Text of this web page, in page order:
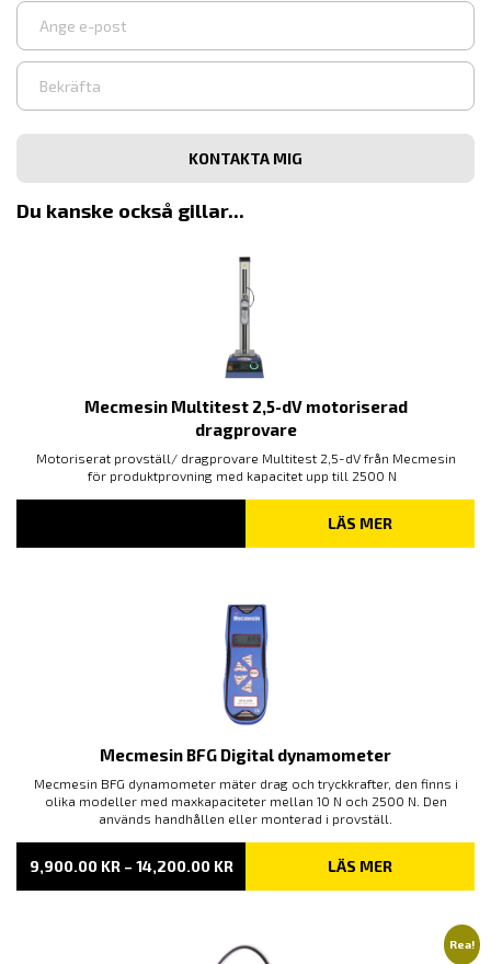
Ange
e-
Bekräfta
post
Du kanske också gillar...
Mecmesin Multitest 2,5-dV motoriserad
dragprovare
Motoriserat provställ/ dragprovare Multitest 2,5-dV från Mecmesin
för produktprovning med kapacitet upp till 2500 N
LÄS MER
Mecmesin BFG Digital dynamometer
Mecmesin BFG dynamometer mäter drag och tryckkrafter, den finns i
olika modeller med maxkapaciteter mellan 10 N och 2500 N. Den
används handhållen eller monterad i provställ.
9,900.00 KR – 14,200.00 KRPRISINTERVALL:
TILL
LÄS MER
Rea!